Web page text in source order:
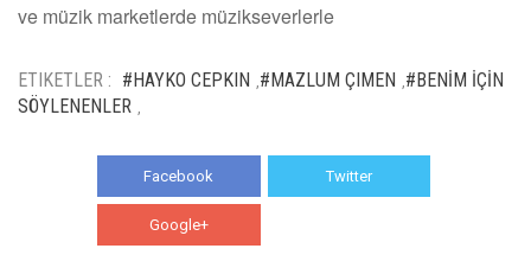
ve müzik marketlerde müzikseverlerle
ETIKETLER : #HAYKO CEPKIN #MAZLUM ÇIMEN #BENİM İÇİN
SÖYLENENLER
Facebook Twitter
Google+